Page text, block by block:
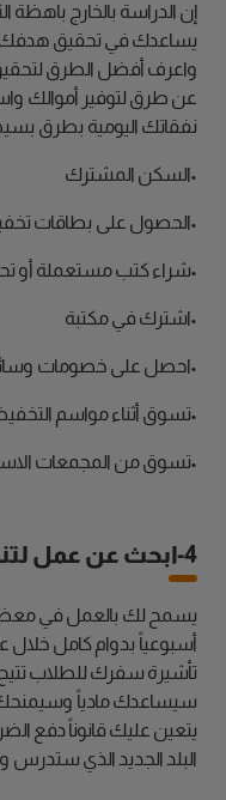
إن الدراسة بالخارج باهظة
يساعدك في تحقيق هدفك
واعرف أفضل الطرق لتحقيق
عن طرق لتوفير أموالك
نفقاتك اليومية بطرق
•السكن المشترك
•الحصول على بطاقات
•شراء كتب مستعملة أو
•اشترك في مكتبة
•احصل على خصومات
•تسوق أثناء مواسم
•تسوق من المجمعات
4-ابحث عن عمل لتنمية ذاتك
أسبوعياً بدوام كامل خلال
تأشيرة سفرك للطلاب
سيساعدك مادياً وسيمنحك
يتعين عليك قانوناً دفع
البلد الجديد الذي ستدرس